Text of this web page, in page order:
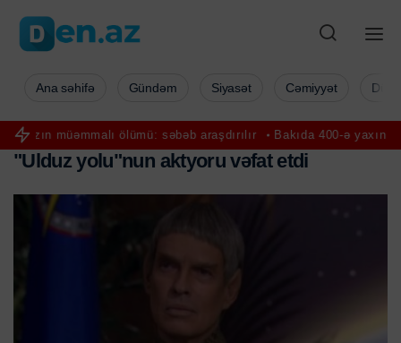
ölümü: səbəb araşdırılır Bakıda 400-ə yaxın qadın pulsuz
Ana səhifə Gündəm Siyasət Cəmiyyət
"Ulduz yolu"nun aktyoru vəfat etdi